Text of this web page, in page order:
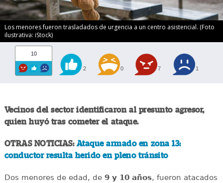
Los menores fueron trasladados de urgencia a un centro asistencial. (Foto
ilustrativa: iStock)
10
2 0 7 1
Vecinos del sector identificaron al presunto agresor,
quien huyó tras cometer el ataque.
OTRAS NOTICIAS:Ataque armado en zona 13:
conductor resulta herido en pleno tránsito
Dos menores de edad, de 9 y 10 años, fueron atacados